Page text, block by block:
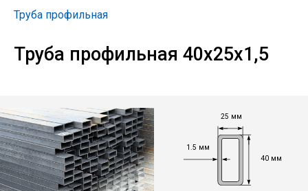
Арматура
Труба
Уголок
Балка
Труба профильная
Труба профильная 40х25х1,5
1.5 мм
40 мм
25 мм